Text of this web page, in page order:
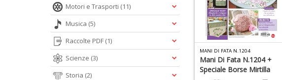
MANI DI FATA N.1204
Mani Di Fata N.1204 +
Speciale Borse Mirtilla
Motori e Trasporti (11)
Musica (5)
Raccolte PDF (1)
Scienze (3)
Storia (2)